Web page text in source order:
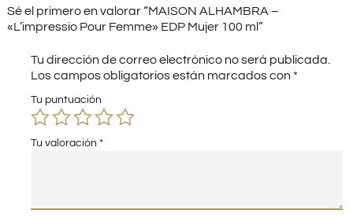
Sé el primero en valorar “MAISON ALHAMBRA –
«L’impressio Pour Femme» EDP Mujer 100 ml”
Tu dirección de correo electrónico no será publicada.
Los campos obligatorios están marcados con *
Tu puntuación
Tu valoración *